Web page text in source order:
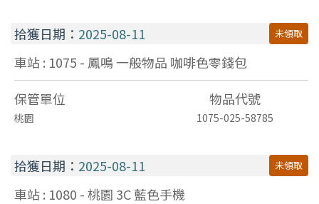
拾獲日期： 2025-08-11 未領取
車站 : 1075 - 鳳鳴一般物品 咖啡色零錢包
保管單位
物品代號
桃園 1075-025-58785
拾獲日期： 2025-08-11 未領取
車站 : 1080 - 桃園 3C藍色手機